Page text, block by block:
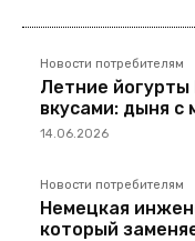
Новости потребителям
Летние йогурты
вкусами: дыня с
14.06.2026
Новости потребителям
Немецкая
который